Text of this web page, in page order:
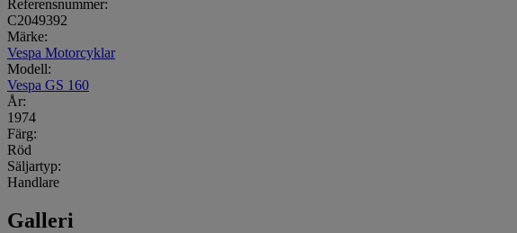
Referensnummer:
C2049392
Märke:
Vespa Motorcyklar
Modell:
Vespa GS 160
År:
1974
Färg:
Röd
Säljartyp:
Handlare
Galleri